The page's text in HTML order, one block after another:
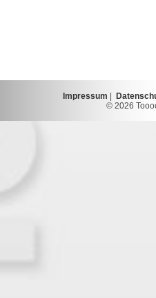
Impressum
© 2026